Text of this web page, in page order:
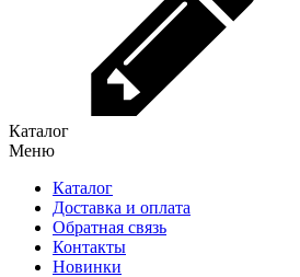
Каталог
Меню
Каталог
Доставка и оплата
Обратная связь
Контакты
Новинки